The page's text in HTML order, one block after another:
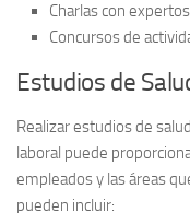
Charlas con
Concursos de
Estudios de
Realizarestudios de salud
laboral puede
empleados y las áreas
pueden incluir: